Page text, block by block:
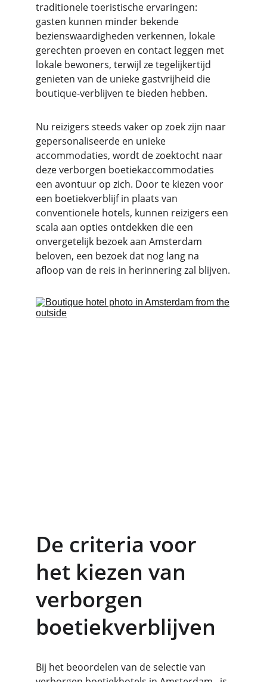
traditionele toeristische ervaringen:
gasten kunnen minder bekende
bezienswaardigheden verkennen, lokale
gerechten proeven en contact leggen met
lokale bewoners, terwijl ze tegelijkertijd
genieten van de unieke gastvrijheid die
boutique-verblijven te bieden hebben.
Nu reizigers steeds vaker op zoek zijn naar
gepersonaliseerde en unieke
accommodaties, wordt de zoektocht naar
deze verborgen boetiekaccommodaties
een avontuur op zich. Door te kiezen voor
een boetiekverblijf in plaats van
conventionele hotels, kunnen reizigers een
scala aan opties ontdekken die een
onvergetelijk bezoek aan Amsterdam
beloven, een bezoek dat nog lang na
afloop van de reis in herinnering zal blijven.
De criteria voor
het kiezen van
verborgen
boetiekverblijven
Bij het beoordelen van de selectie van